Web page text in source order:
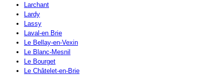
Larchant
Lardy
Lassy
Laval-en Brie
Le Bellay-en-Vexin
Le Blanc-Mesnil
Le Bourget
Le Châtelet-en-Brie